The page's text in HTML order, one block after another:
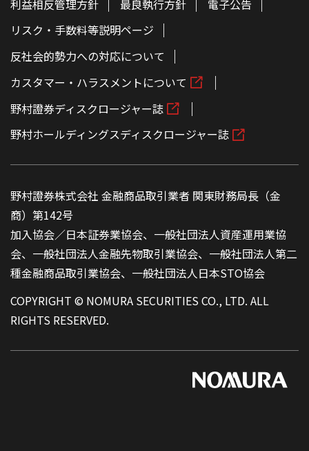
利益相反管理方針
最良執行方針
電子公告
リスク・手数料等説明ページ
反社会的勢力への対応について
カスタマー・ハラスメントについて
野村證券ディスクロージャー誌
野村ホールディングスディスクロージャー誌
野村證券株式会社 金融商品取引業者 関東財務局長（金
商）第142号
加入協会／日本証券業協会、一般社団法人資産運用業協
会、一般社団法人金融先物取引業協会、一般社団法人第二
種金融商品取引業協会、一般社団法人日本STO協会
COPYRIGHT © NOMURA SECURITIES CO., LTD. ALL
RIGHTS RESERVED.